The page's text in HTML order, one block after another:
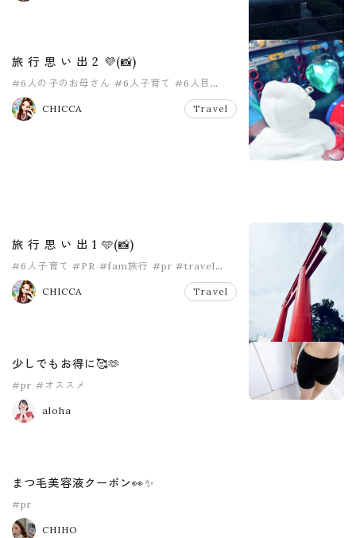
旅 行 思 い 出 2 💜(📸)
#6人の子のお母さん #6人子育て #6人目
#PR
CHICCA
Travel
旅 行 思 い 出 1 🩵(📸)
#6人子育て #PR #fam旅行 #pr #travel
#大家族
CHICCA
Travel
少しでもお得に🥰🫶
#pr #オススメ
aloha
まつ毛美容液クーポン👀✨
#pr
CHIHO